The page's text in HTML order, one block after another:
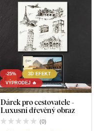
-25%
3D EFEKT
VÝPRODEJ 🔥
Dárek pro cestovatele -
Luxusní dřevěný obraz
(0)